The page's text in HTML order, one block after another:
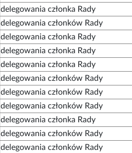
delegowania członka Rady
delegowania członków Rady
delegowania członka Rady
delegowania członka Rady
delegowania członka Rady
delegowania członków Rady
delegowania członków Rady
delegowania członków Rady
delegowania członka Rady
delegowania członków Rady
delegowania członków Rady